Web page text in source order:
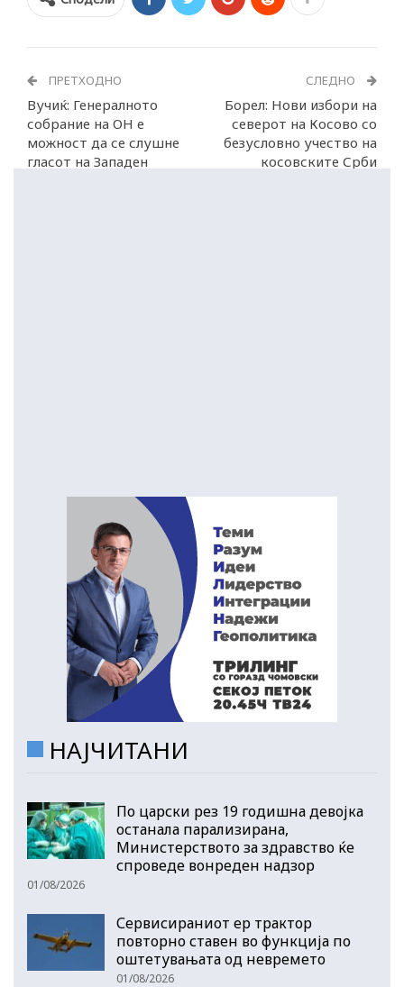
ПРЕТХОДНО
Вучиќ: Генералното
собрание на ОН е
можност да се слушне
гласот на Западен
СЛЕДНО
Борел: Нови избори на
северот на Косово со
безусловно учество на
косовските Срби
НАЈЧИТАНИ
По царски рез 19 годишна девојка
останала парализирана,
Министерството за здравство ќе
спроведе вонреден надзор
01/08/2026
Сервисираниот ер трактор
повторно ставен во функција по
оштетувањата од невремето
01/08/2026